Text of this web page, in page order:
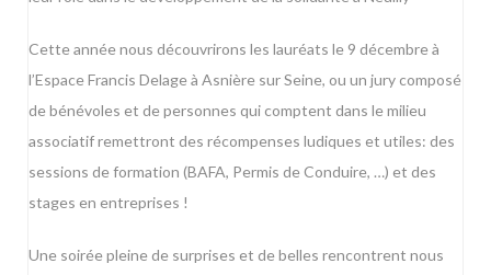
Cette année nous découvrirons les lauréats le 9 décembre à
l’Espace Francis Delage à Asnière sur Seine, ou un jury composé
de bénévoles et de personnes qui comptent dans le milieu
associatif remettront des récompenses ludiques et utiles: des
sessions de formation (BAFA, Permis de Conduire, …) et des
stages en entreprises !
Une soirée pleine de surprises et de belles rencontrent nous